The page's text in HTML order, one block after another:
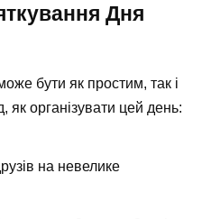
Дня
бути як простим, так і
як організувати цей день:
на невелике